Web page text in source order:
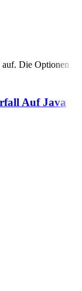
auf. Die Optionen
Auf Java